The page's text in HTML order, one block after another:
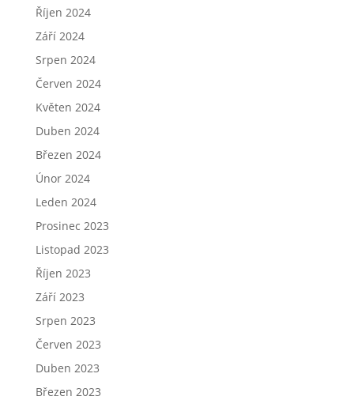
Říjen 2024
Září 2024
Srpen 2024
Červen 2024
Květen 2024
Duben 2024
Březen 2024
Únor 2024
Leden 2024
Prosinec 2023
Listopad 2023
Říjen 2023
Září 2023
Srpen 2023
Červen 2023
Duben 2023
Březen 2023